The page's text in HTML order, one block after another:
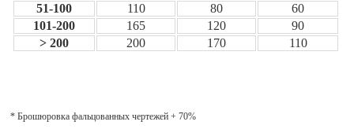
51-100
110 80
60
101-200
165 120
90
> 200
200 170 110
* Брошюровка фальцованных чертежей + 70%